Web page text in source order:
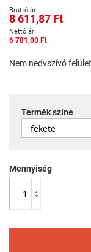
Ugrás
a
képgaléria
elejére
8 611,87 Ft
6 781,00 Ft
Nem nedvszívó
Termék színe
Mennyiség